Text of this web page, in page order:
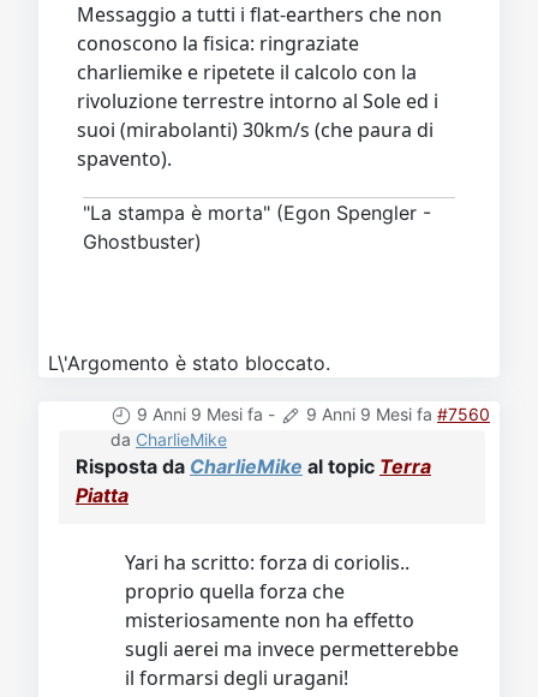
Messaggio a tutti i flat-earthers che non
conoscono la fisica: ringraziate
charliemike e ripetete il calcolo con la
rivoluzione terrestre intorno al Sole ed i
suoi (mirabolanti) 30km/s (che paura di
spavento).
"La stampa è morta" (Egon Spengler -
Ghostbuster)
L\'Argomento è stato bloccato.
9 Anni 9 Mesi fa - 9 Anni 9 Mesi fa #7560
da CharlieMike
Risposta da CharlieMike al topic Terra
Piatta
Yari ha scritto: forza di coriolis..
proprio quella forza che
misteriosamente non ha effetto
sugli aerei ma invece permetterebbe
il formarsi degli uragani!